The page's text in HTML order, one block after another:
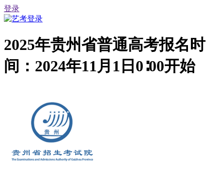
登录
2025年贵州省普通高考报名时
间：2024年11月1日0∶00开始